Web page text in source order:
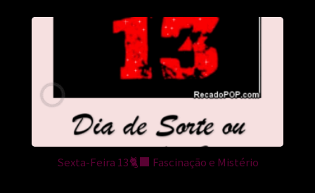
Sexta-Feira 13🐈‍⬛ Fascinação e Mistério